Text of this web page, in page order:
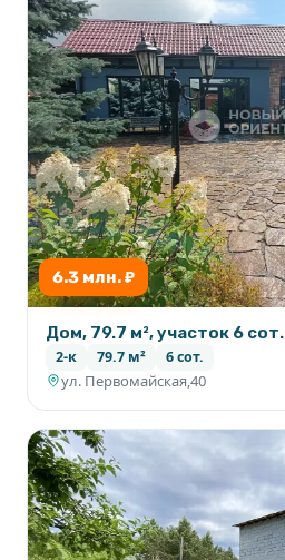
6.3 млн. ₽
Дом, 79.7 м², участок 6 сот.
2-к 79.7 м² 6 сот.
ул. Первомайская,40